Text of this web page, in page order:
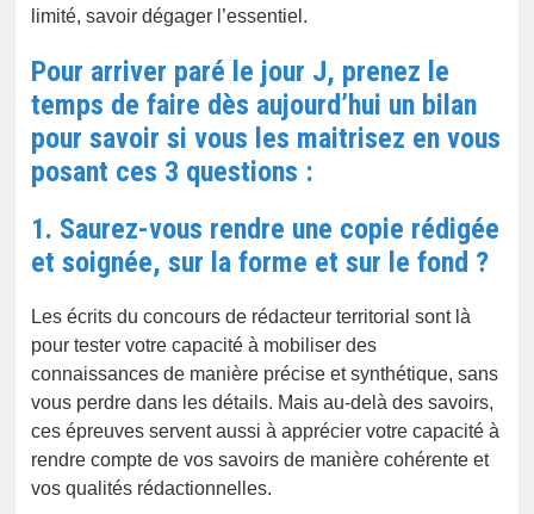
limité, savoir dégager l’essentiel.
Pour arriver paré le jour J, prenez le
temps de faire dès aujourd’hui un bilan
pour savoir si vous les maitrisez en vous
posant ces 3 questions :
1. Saurez-vous rendre une copie rédigée
et soignée, sur la forme et sur le fond ?
Les écrits du concours de rédacteur territorial sont là
pour tester votre capacité à mobiliser des
connaissances de manière précise et synthétique, sans
vous perdre dans les détails. Mais au-delà des savoirs,
ces épreuves servent aussi à apprécier votre capacité à
rendre compte de vos savoirs de manière cohérente et
vos qualités rédactionnelles.